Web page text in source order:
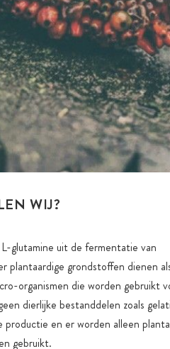
WIJ?
glutamine uit de fermentatie van
plantaardige grondstoffen dienen
organismen die worden gebruikt
dierlijke bestanddelen zoals
en er worden alleen
gebruikt.